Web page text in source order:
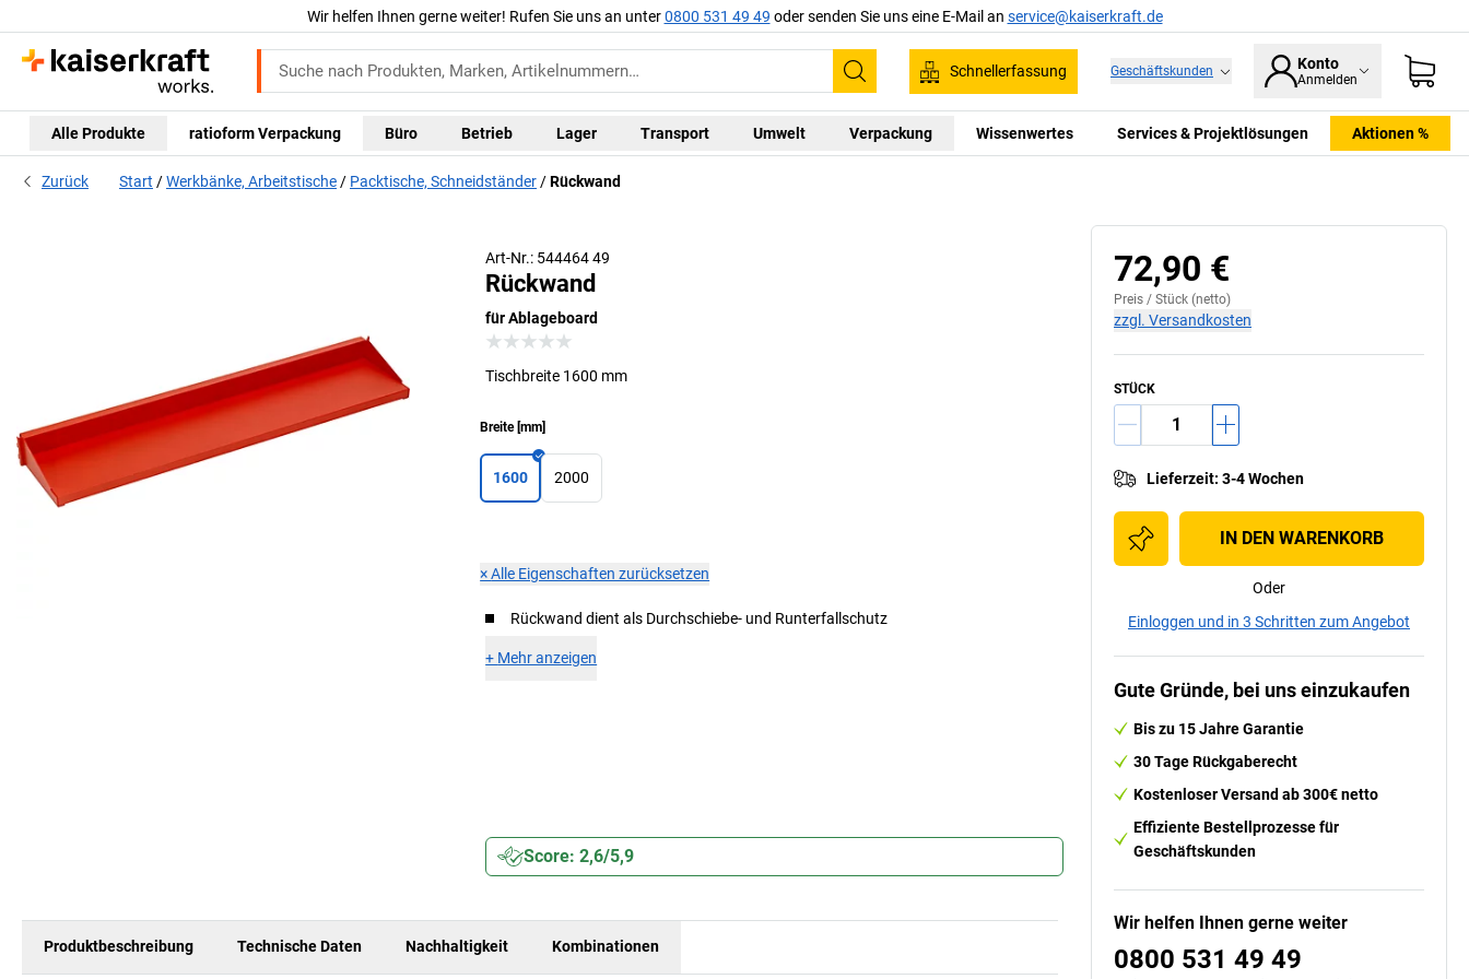
Wir helfen Ihnen gerne weiter! Rufen Sie uns an unter0800 531 49 49 oder senden Sie uns eine E-Mail an service@kaiserkraft.de
Suchen
Schnellerfassung Geschäftskunden Konto
Anmelden
Alle Produkte ratioform Verpackung Büro Betrieb Lager Transport Umwelt Verpackung Wissenwertes Services & Projektlösungen Aktionen %
Zurück Start Werkbänke, Arbeitstische Packtische, Schneidständer Rückwand
Art-Nr.: 544464 49
Rückwand
für Ablageboard
Tischbreite 1600 mm
Breite[mm]
1600 2000
×Alle Eigenschaften zurücksetzen
Rückwand dient als Durchschiebe- und Runterfallschutz
+ Mehr anzeigen
Score: 2,6/5,9
Produktbeschreibung Technische Daten Nachhaltigkeit Kombinationen
72,90 €
Preis / Stück (netto)
zzgl. Versandkosten
STÜCK
Lieferzeit: 3-4 Wochen
IN DEN WARENKORB
Oder
Einloggen und in 3 Schritten zum Angebot
Gute Gründe, bei uns einzukaufen
Bis zu 15 Jahre Garantie
30 Tage Rückgaberecht
Kostenloser Versand ab 300€ netto
Effiziente Bestellprozesse für
Geschäftskunden
Wir helfen Ihnen gerne weiter
0800 531 49 49